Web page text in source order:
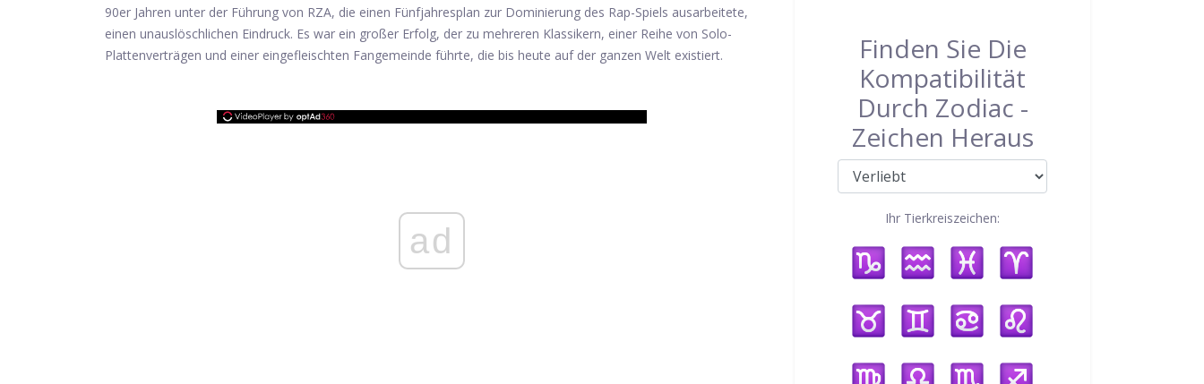
90er Jahren unter der Führung von RZA, die einen Fünfjahresplan zur Dominierung des Rap-Spiels ausarbeitete,
einen unauslöschlichen Eindruck. Es war ein großer Erfolg, der zu mehreren Klassikern, einer Reihe von Solo-
Plattenverträgen und einer eingefleischten Fangemeinde führte, die bis heute auf der ganzen Welt existiert.
ad
Finden Sie Die
Kompatibilität
Durch Zodiac -
Zeichen Heraus
Ihr Tierkreiszeichen: